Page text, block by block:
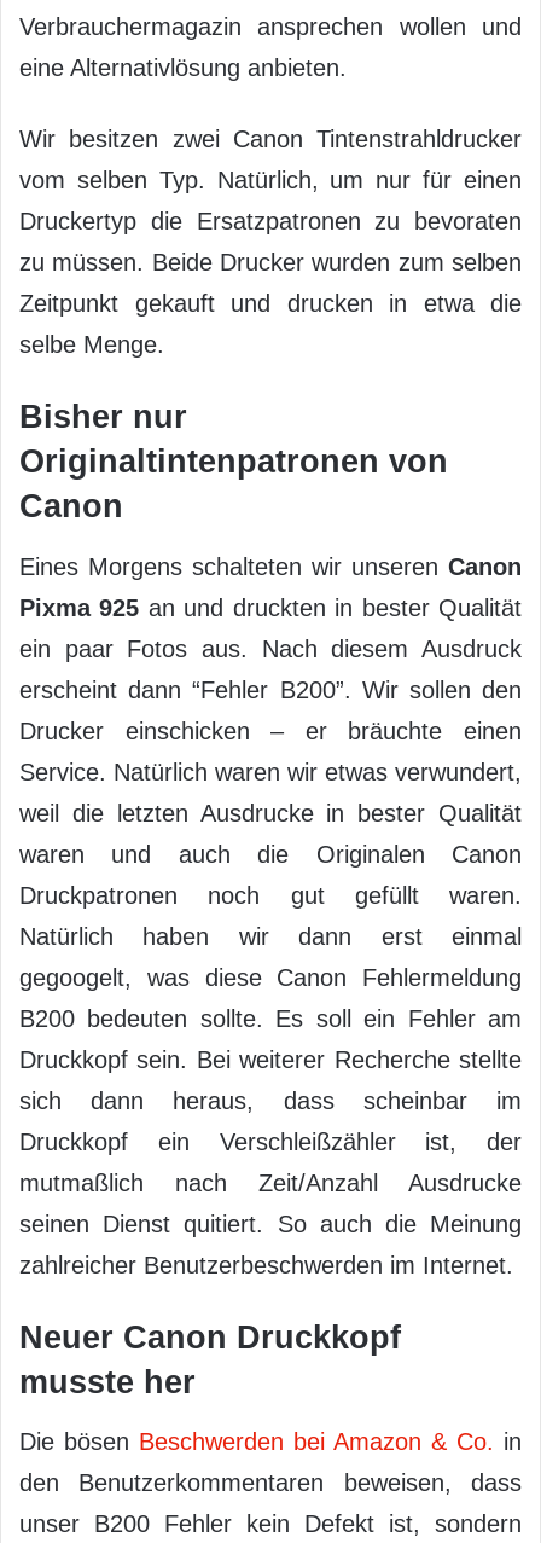
Verbrauchermagazin ansprechen wollen und
eine Alternativlösung anbieten.
Wir besitzen zwei Canon Tintenstrahldrucker
vom selben Typ. Natürlich, um nur für einen
Druckertyp die Ersatzpatronen zu bevoraten
zu müssen. Beide Drucker wurden zum selben
Zeitpunkt gekauft und drucken in etwa die
selbe Menge.
Bisher nur
Originaltintenpatronen von
Canon
Eines Morgens schalteten wir unseren Canon
Pixma 925 an und druckten in bester Qualität
ein paar Fotos aus. Nach diesem Ausdruck
erscheint dann “Fehler B200”. Wir sollen den
Drucker einschicken – er bräuchte einen
Service. Natürlich waren wir etwas verwundert,
weil die letzten Ausdrucke in bester Qualität
waren und auch die Originalen Canon
Druckpatronen noch gut gefüllt waren.
Natürlich haben wir dann erst einmal
gegoogelt, was diese Canon Fehlermeldung
B200 bedeuten sollte. Es soll ein Fehler am
Druckkopf sein. Bei weiterer Recherche stellte
sich dann heraus, dass scheinbar im
Druckkopf ein Verschleißzähler ist, der
mutmaßlich nach Zeit/Anzahl Ausdrucke
seinen Dienst quitiert. So auch die Meinung
zahlreicher Benutzerbeschwerden im Internet.
Neuer Canon Druckkopf
musste her
Die bösen Beschwerden bei Amazon & Co. in
den Benutzerkommentaren beweisen, dass
unser B200 Fehler kein Defekt ist, sondern